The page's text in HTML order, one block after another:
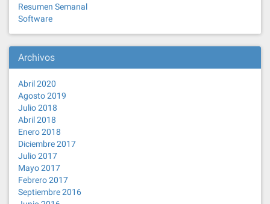
Resumen Semanal
Software
Archivos
Abril 2020
Agosto 2019
Julio 2018
Abril 2018
Enero 2018
Diciembre 2017
Julio 2017
Mayo 2017
Febrero 2017
Septiembre 2016